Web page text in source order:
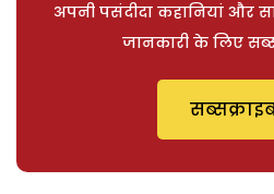
अपनी पसंदीदा कहानियां और
जानकारी के लिए